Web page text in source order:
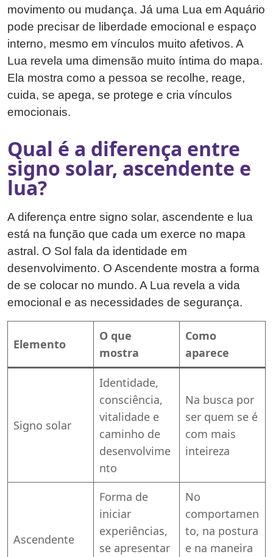
movimento ou mudança. Já uma Lua em Aquário
pode precisar de liberdade emocional e espaço
interno, mesmo em vínculos muito afetivos. A
Lua revela uma dimensão muito íntima do mapa.
Ela mostra como a pessoa se recolhe, reage,
cuida, se apega, se protege e cria vínculos
emocionais.
Qual é a diferença entre
signo solar, ascendente e
lua?
A diferença entre signo solar, ascendente e lua
está na função que cada um exerce no mapa
astral. O Sol fala da identidade em
desenvolvimento. O Ascendente mostra a forma
de se colocar no mundo. A Lua revela a vida
emocional e as necessidades de segurança.
Elemento
O que
mostra
Como
aparece
Signo solar
Identidade,
consciência,
vitalidade e
caminho de
desenvolvime
nto
Na busca por
ser quem se é
com mais
inteireza
Ascendente
Forma de
iniciar
experiências,
se apresentar
No
comportamen
to, na postura
e na maneira